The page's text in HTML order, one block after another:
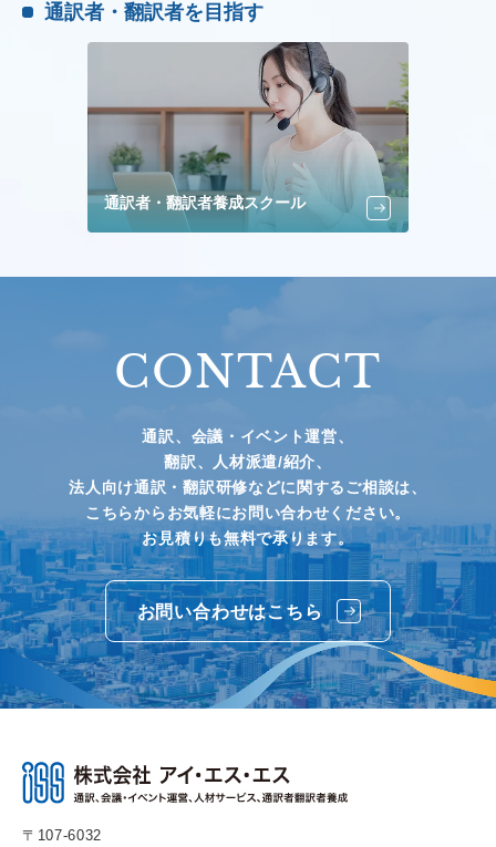
通訳者・翻訳者を目指す
通訳者・翻訳者養成スクール
CONTACT
通訳、会議・イベント運営、
翻訳、人材派遣/紹介、
法人向け通訳・翻訳研修などに関するご相談は、
こちらからお気軽にお問い合わせください。
お見積りも無料で承ります。
お問い合わせはこちら
〒107-6032